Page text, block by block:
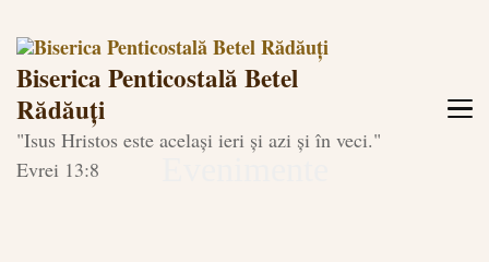
Biserica Penticostală Betel
Rădăuți
"Isus Hristos este același ieri și azi și în veci."
Evrei 13:8